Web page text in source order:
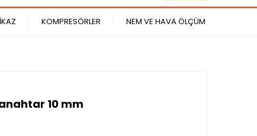
KOMPRESÖRLER NEM VE HAVA ÖLÇÜM
10 mm